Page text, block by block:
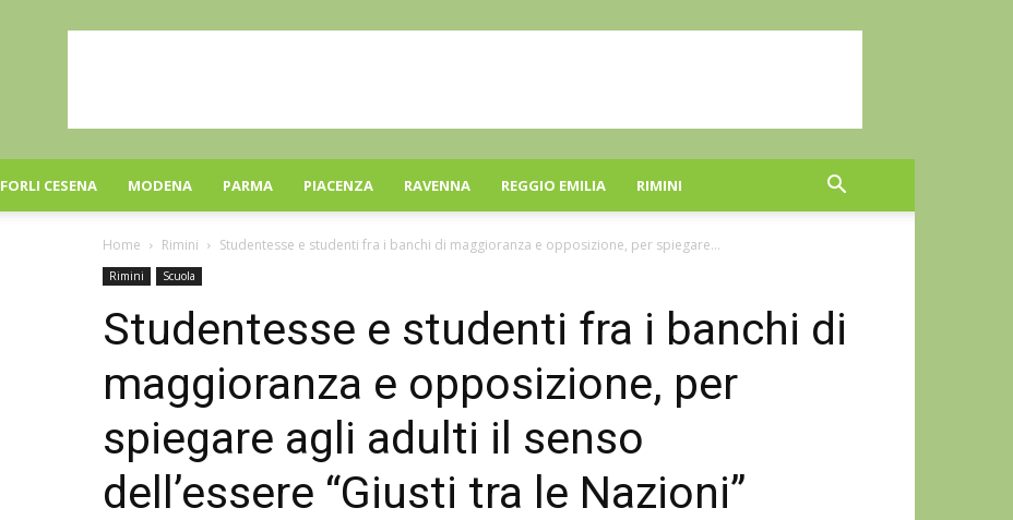
FORLI CESENA MODENA PARMA PIACENZA RAVENNA REGGIO EMILIA RIMINI
Home Rimini Studentesse e studenti fra i banchi di maggioranza e opposizione, per spiegare...
Rimini Scuola
Studentesse e studenti fra i banchi di
maggioranza e opposizione, per
spiegare agli adulti il senso
dell’essere “Giusti tra le Nazioni”